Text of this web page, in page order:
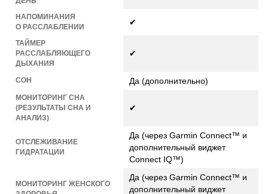
НАПОМИНАНИЯ
О РАССЛАБЛЕНИИ
✔
ТАЙМЕР
РАССЛАБЛЯЮЩЕГО
ДЫХАНИЯ
✔
СОН Да (дополнительно)
МОНИТОРИНГ СНА
(РЕЗУЛЬТАТЫ СНА И
АНАЛИЗ)
✔
ОТСЛЕЖИВАНИЕ
ГИДРАТАЦИИ
Да (через Garmin Connect™ и
дополнительный виджет
Connect IQ™)
МОНИТОРИНГ ЖЕНСКОГО
Да (через Garmin Connect™ и
дополнительный виджет